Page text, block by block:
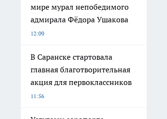
мире мурал непобедимого
адмирала Фёдора Ушакова
12:09
В Саранске стартовала
главная благотворительная
акция для первоклассников
11:56